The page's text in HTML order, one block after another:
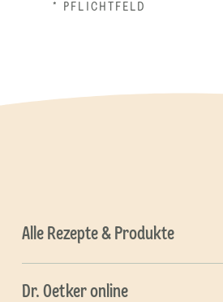
* PFLICHTFELD
Alle Rezepte & Produkte
Dr. Oetker online